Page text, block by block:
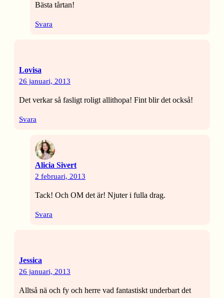
Bästa tårtan!
Svara
Lovisa
26 januari, 2013
Det verkar så fasligt roligt allithopa! Fint blir det också!
Svara
Alicia Sivert
2 februari, 2013
Tack! Och OM det är! Njuter i fulla drag.
Svara
Jessica
26 januari, 2013
Alltså nä och fy och herre vad fantastiskt underbart det